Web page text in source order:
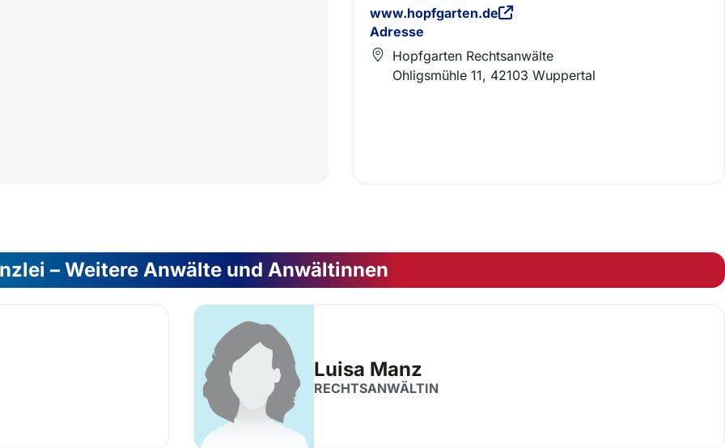
www.hopfgarten.de
Adresse
Hopfgarten Rechtsanwälte
Ohligsmühle 11, 42103 Wuppertal
– Weitere Anwälte und Anwältinnen
Luisa Manz
RECHTSANWÄLTIN